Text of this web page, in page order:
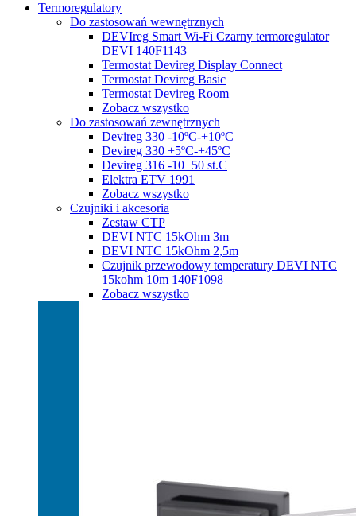
Termoregulatory
Do zastosowań wewnętrznych
DEVIreg Smart Wi-Fi Czarny termoregulator
DEVI 140F1143
Termostat Devireg Display Connect
Termostat Devireg Basic
Termostat Devireg Room
Zobacz wszystko
Do zastosowań zewnętrznych
Devireg 330 -10ºC-+10ºC
Devireg 330 +5ºC-+45ºC
Devireg 316 -10+50 st.C
Elektra ETV 1991
Zobacz wszystko
Czujniki i akcesoria
Zestaw CTP
DEVI NTC 15kOhm 3m
DEVI NTC 15kOhm 2,5m
Czujnik przewodowy temperatury DEVI NTC
15kohm 10m 140F1098
Zobacz wszystko